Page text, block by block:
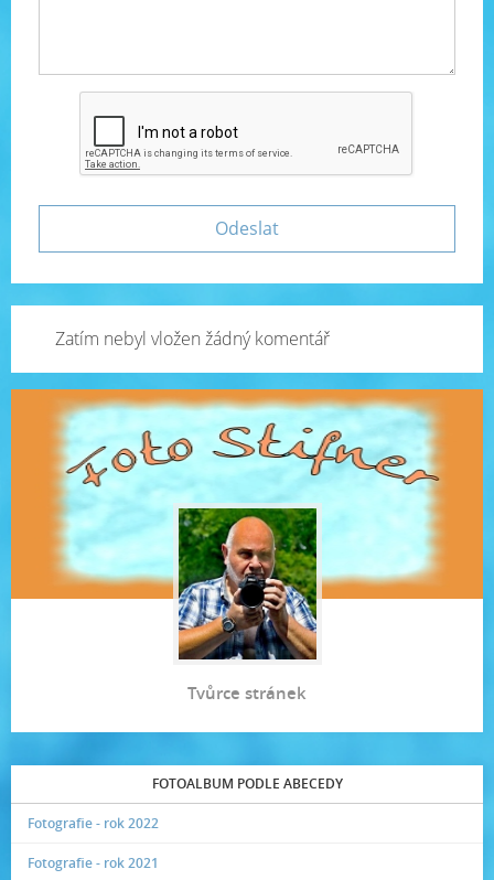
Zatím nebyl vložen žádný komentář
Tvůrce stránek
FOTOALBUM PODLE ABECEDY
Fotografie - rok 2022
Fotografie - rok 2021